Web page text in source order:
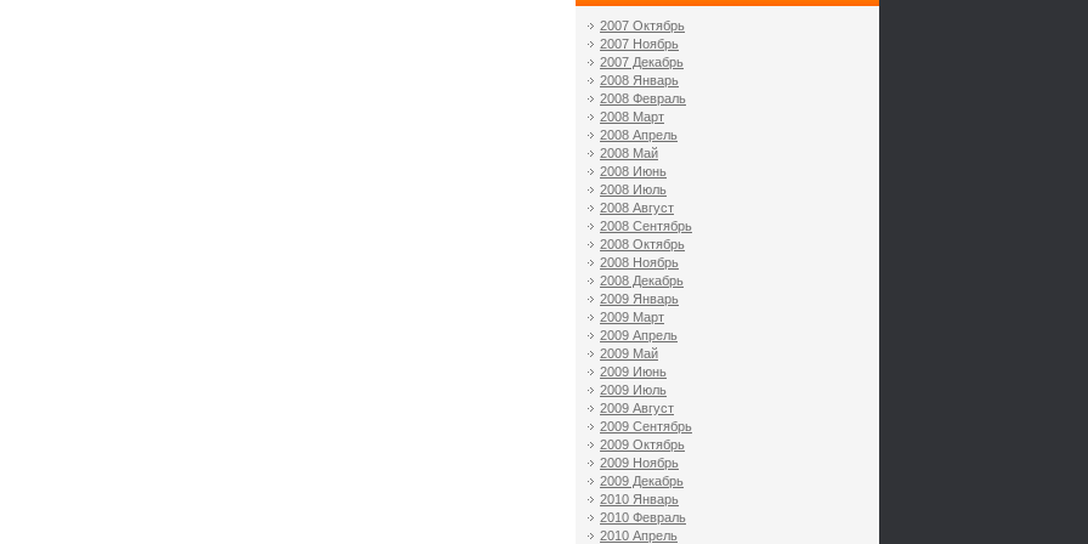
2007 Октябрь
2007 Ноябрь
2007 Декабрь
2008 Январь
2008 Февраль
2008 Март
2008 Апрель
2008 Май
2008 Июнь
2008 Июль
2008 Август
2008 Сентябрь
2008 Октябрь
2008 Ноябрь
2008 Декабрь
2009 Январь
2009 Март
2009 Апрель
2009 Май
2009 Июнь
2009 Июль
2009 Август
2009 Сентябрь
2009 Октябрь
2009 Ноябрь
2009 Декабрь
2010 Январь
2010 Февраль
2010 Апрель